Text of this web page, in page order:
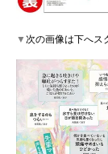
▼次の画像は下へス